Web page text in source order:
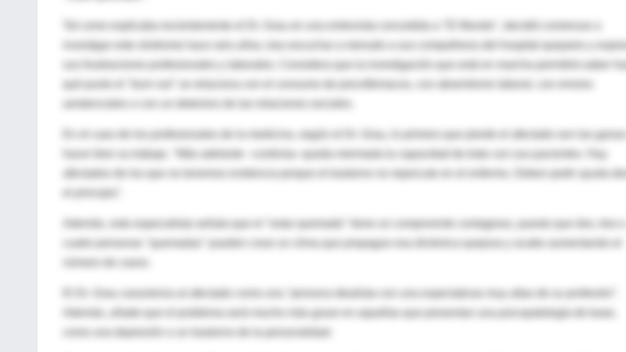
investigar este síndrome hace seis años, tras escuchar a menudo a sus compañeros del hospital quejares y
sus frustraciones profesionales y laborales. Considera que la investigación que está en marcha permitirá saber
En el caso de los profesionales de la medicina, según el Dr. Grau, lo primero que pierde el afectado son las
hacer bien su trabajo. "Más adelante –continúa- queda mermada la capacidad de trato con sus pacientes. Hay
afectados de los que no tenemos evidencia porque el trastorno no repercute en el enfermo. Deben pedir ayuda
Además, este especialista señala que el "estar quemado" tiene un componente contagioso, puesto que dos, tres o
cuatro personas "quemadas" pueden crear un clima que propague esa dinámica quejosa y acabe aumentando el
Además, añade que el problema será mucho más grave en aquellas que presentan una psicopatología de base,